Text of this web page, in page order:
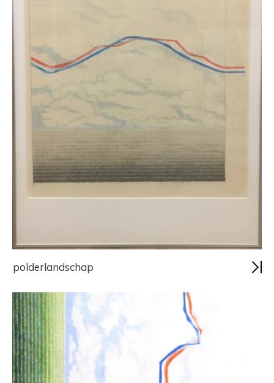
polderlandschap